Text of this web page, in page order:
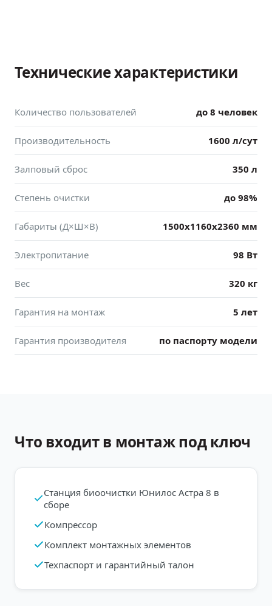
Технические характеристики
Количество пользователей до 8 человек
Производительность 1600 л/сут
Залповый сброс 350 л
Степень очистки до 98%
Габариты (Д×Ш×В) 1500x1160x2360 мм
Электропитание 98 Вт
Вес 320 кг
Гарантия на монтаж 5 лет
Гарантия производителя по паспорту модели
Что входит в монтаж под ключ
Станция биоочистки Юнилос Астра 8 в
сборе
Компрессор
Комплект монтажных элементов
Техпаспорт и гарантийный талон